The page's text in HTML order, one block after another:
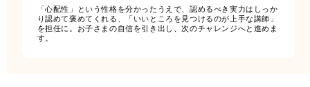
「心配性」という性格を分かったうえで、認めるべき実力はしっか
り認めて褒めてくれる、「いいところを見つけるのが上手な講師」
を担任に。お子さまの自信を引き出し、次のチャレンジへと進めま
す。